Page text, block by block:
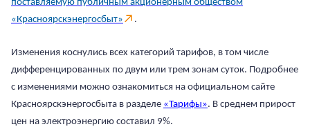
поставляемую публичным акционерным обществом
«Красноярскэнергосбыт»
.
Изменения коснулись всех категорий тарифов, в том числе
дифференцированных по двум или трем зонам суток. Подробнее
с изменениями можно ознакомиться на официальном сайте
Красноярскэнергосбыта в разделе «Тарифы». В среднем прирост
цен на электроэнергию составил 9%.